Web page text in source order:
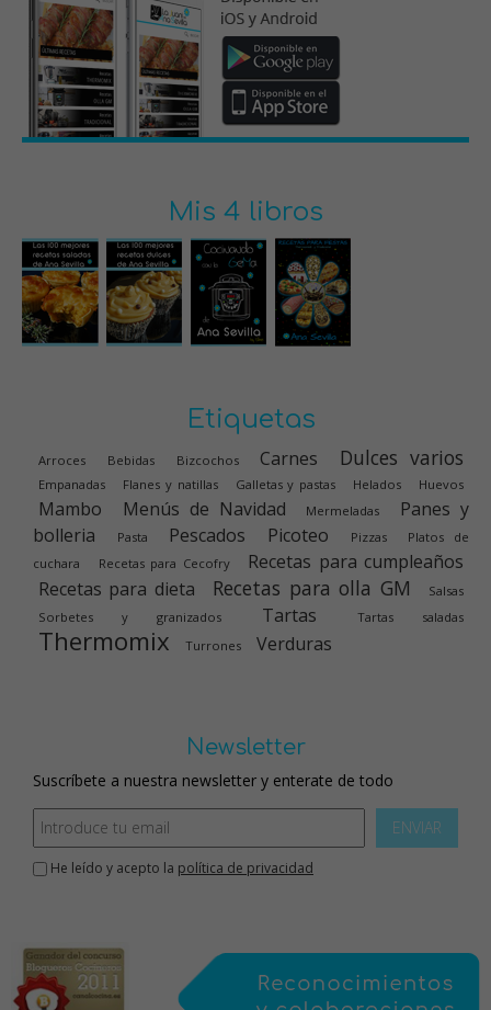
Mis 4 libros
Etiquetas
Arroces Bebidas Bizcochos Carnes Dulces varios
Empanadas Flanes y natillas Galletas y pastas Helados Huevos
Mambo Menús de Navidad Mermeladas
Panes y
bolleria
Pasta Pescados Picoteo Pizzas
Platos de
cuchara
Recetas para Cecofry
Recetas para cumpleaños
Recetas para dieta
Recetas para olla GM
Salsas
Sorbetes y granizados
Tartas Tartas saladas
Thermomix Turrones Verduras
Newsletter
Suscríbete a nuestra newsletter y enterate de todo
ENVIAR
He leído y acepto la política de privacidad